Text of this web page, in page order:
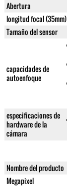
Abertura
longitud focal (35mm)
Tamaño del sensor
capacidades de
autoenfoque
especificaciones de
hardware de la
cámara
Nombre del producto
Megapixel